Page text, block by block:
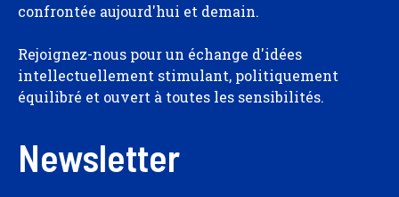
confrontée aujourd'hui et demain.
Rejoignez-nous pour un échange d'idées
intellectuellement stimulant, politiquement
équilibré et ouvert à toutes les sensibilités.
Newsletter